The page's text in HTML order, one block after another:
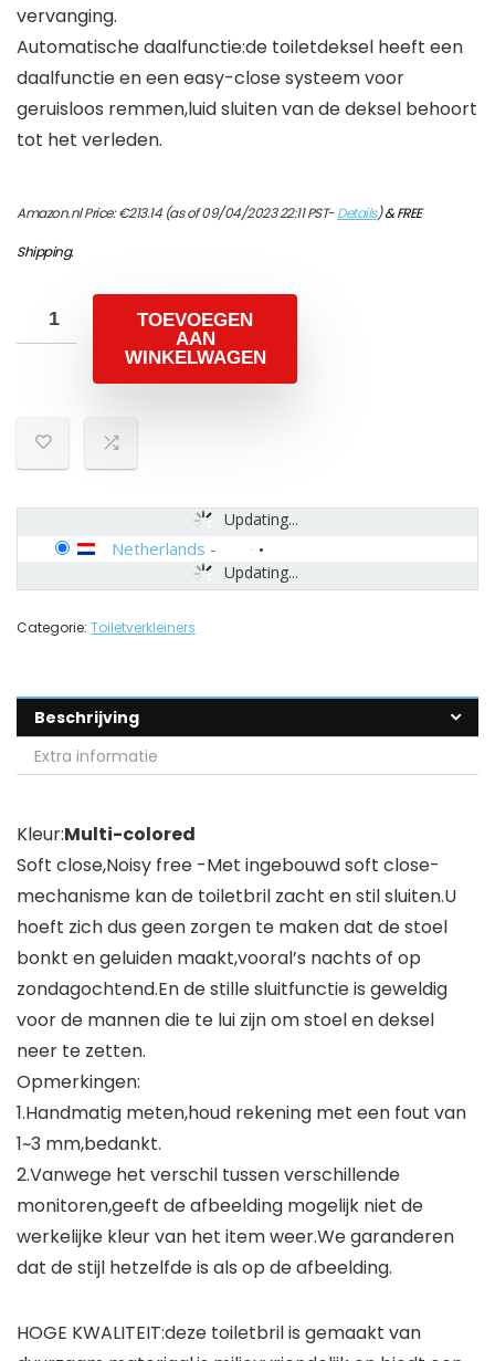
vervanging.
Automatische daalfunctie:de toiletdeksel heeft een
daalfunctie en een easy-close systeem voor
geruisloos remmen,luid sluiten van de deksel behoort
tot het verleden.
Amazon.nl Price:€213.14(as of 09/04/2023 22:11 PST-Details)&FREE
Shipping.
TOEVOEGEN
AAN
WINKELWAGEN
Updating...
Updating...
Netherlands -
Categorie: Toiletverkleiners
Beschrijving
Extra informatie
Kleur:Multi-colored
Soft close,Noisy free -Met ingebouwd soft close-
mechanisme kan de toiletbril zacht en stil sluiten.U
hoeft zich dus geen zorgen te maken dat de stoel
bonkt en geluiden maakt,vooral’s nachts of op
zondagochtend.En de stille sluitfunctie is geweldig
voor de mannen die te lui zijn om stoel en deksel
neer te zetten.
Opmerkingen:
1.Handmatig meten,houd rekening met een fout van
1~3 mm,bedankt.
2.Vanwege het verschil tussen verschillende
monitoren,geeft de afbeelding mogelijk niet de
werkelijke kleur van het item weer.We garanderen
dat de stijl hetzelfde is als op de afbeelding.
HOGE KWALITEIT:deze toiletbril is gemaakt van